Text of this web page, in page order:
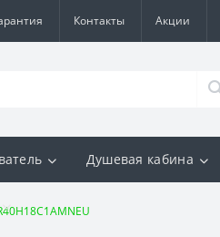
Контакты Акции
Душевая кабина